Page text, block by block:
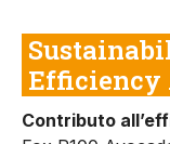
Efficiency
Contributo